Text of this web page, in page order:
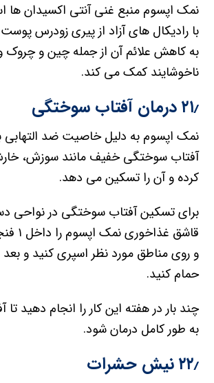
نمک اپسوم منبع غنی آنتی اکسیدان ها
با رادیکال های آزاد از پیری زودرس
به کاهش علائم آن از جمله چین و
ناخوشایند کمک می کند.
۲۱٫ درمان آفتاب سوختگی
نمک اپسوم به دلیل خاصیت ضد التهابی
آفتاب سوختگی خفیف مانند سوزش،
کرده و آن را تسکین می دهد.
قاشق
حمام کنید.
چند بار در هفته این کار را انجام دهید
به طور کامل درمان شود.
۲۲٫ نیش حشرات